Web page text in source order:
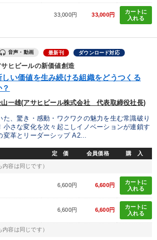
33,000円 33,000円
カートに
入れる
音声・動画 最新刊 ダウンロード対応
サヒビールの新価値創造
しい価値を生み続ける組織をどうつくる
山一雄(アサヒビール株式会社 代表取締役社長)
た、驚き・感動・ワクワクの魅力を生む常識破り
小さな変化を次々起こしイノベーションが連鎖す
変革とリーダーシップ A2...
定 価 会員価格 購 入
内容は同じです）
6,600円 6,600円
カートに
入れる
6,600円 6,600円
カートに
入れる
内容は同じです）